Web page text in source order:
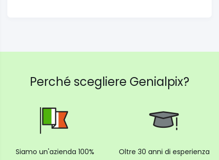
Perché scegliere Genialpix?
Siamo un'azienda 100%
Oltre 30 anni di esperienza